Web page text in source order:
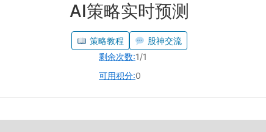
AI策略实时预测
策略教程
股神交流
剩余次数:1/1
可用积分:0